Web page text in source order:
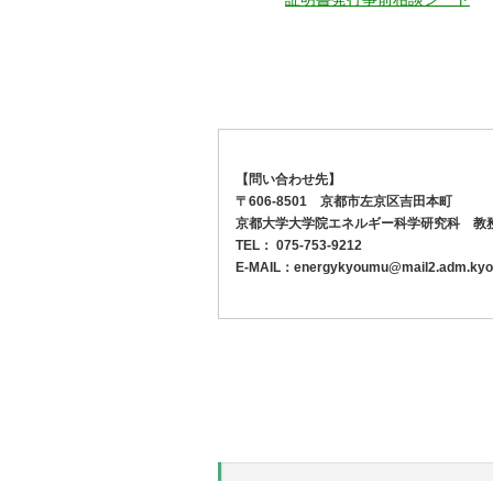
【問い合わせ先】
〒606-8501 京都市左京区吉田本町
京都大学大学院エネルギー科学研究科 教
TEL： 075-753-9212
E-MAIL：